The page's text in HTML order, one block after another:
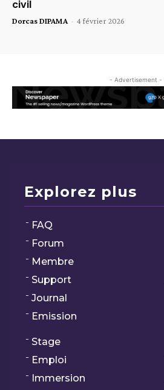
civil
Dorcas DIPAMA - 4 février 2026
- Advertisement -
Explorez plus
FAQ
Forum
Membre
Support
Journal
Emission
Stage
Emploi
Immersion